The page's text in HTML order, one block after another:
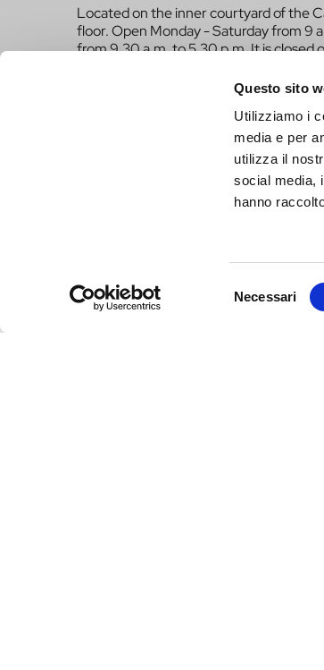
Questo sito
Utilizziamo i
media e per
utilizza il
social media,
hanno
Necessari
Located on the inner courtyard of the
floor. Open Monday - Saturday from 9
from 9.30 a.m. to 5.30 p.m. It is closed
infotur@comune.fe.it
ARE YOU A TOUR OPERATOR AND
CONTACTED TO BE PART OF THE